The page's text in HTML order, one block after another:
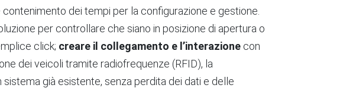
dei tempi per la configurazione e gestione.
per controllare che siano in posizione di apertura o
click; creare il collegamento e l’interazione con
dei veicoli tramite radiofrequenze (RFID), la
sistema già esistente, senza perdita dei dati e delle